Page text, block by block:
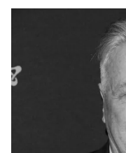
codzienną
pozostał wierny
której tłumaczył
polonisty i celną